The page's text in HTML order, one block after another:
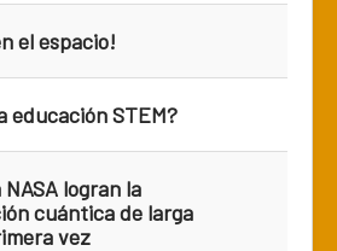
el espacio!
educación STEM?
logran la
cuántica de larga
vez